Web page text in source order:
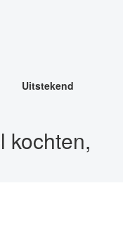
Uitstekend
kochten,